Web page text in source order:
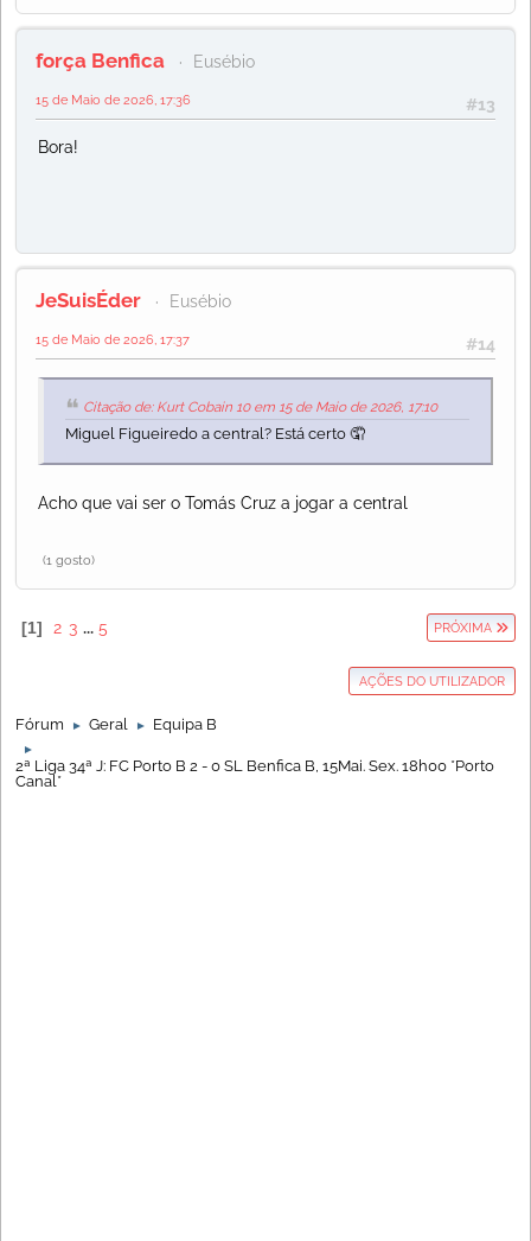
força Benfica Eusébio
#13
15 de Maio de 2026, 17:36
Bora!
JeSuisÉder Eusébio
#14
15 de Maio de 2026, 17:37
Citação de: Kurt Cobain 10 em 15 de Maio de 2026, 17:10
Miguel Figueiredo a central? Está certo 🤦
Acho que vai ser o Tomás Cruz a jogar a central
(1 gosto)
1 2 3 ... 5 PRÓXIMA
AÇÕES DO UTILIZADOR
Fórum ► Geral ► Equipa B
►
2ª Liga 34ª J: FC Porto B 2 - 0 SL Benfica B, 15Mai. Sex. 18h00 *Porto
Canal*